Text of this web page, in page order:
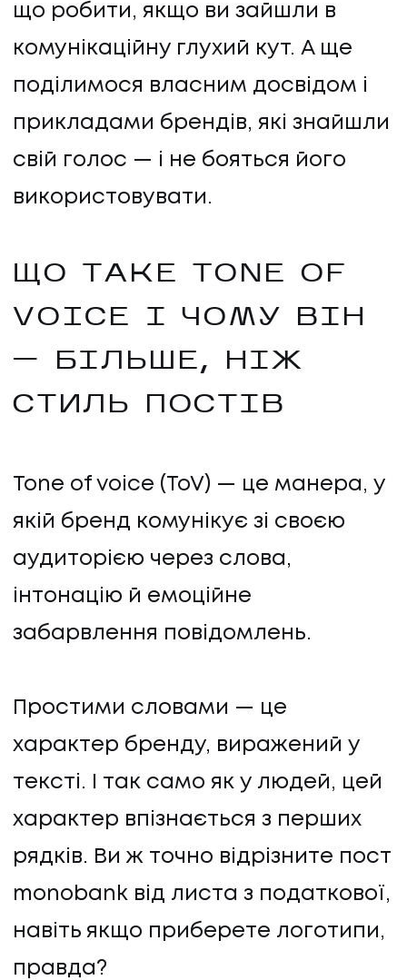
що робити, якщо ви зайшли в
комунікаційну глухий кут. А ще
поділимося власним досвідом і
прикладами брендів, які знайшли
свій голос — і не бояться його
використовувати.
ЩО ТАКЕ TONE OF
VOICE І ЧОМУ ВІН
— БІЛЬШЕ, НІЖ
СТИЛЬ ПОСТІВ
Tone of voice (ToV) — це манера, у
якій бренд комунікує зі своєю
аудиторією через слова,
інтонацію й емоційне
забарвлення повідомлень.
Простими словами — це
характер бренду, виражений у
тексті. І так само як у людей, цей
характер впізнається з перших
рядків. Ви ж точно відрізните пост
monobank від листа з податкової,
навіть якщо приберете логотипи,
правда?